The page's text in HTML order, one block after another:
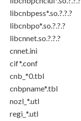
libcnbpess*.so.?.?.?
libcnbpo*.so.?.?.?
libcnnet.so.?.?.?
cnnet.ini
cif*.conf
cnb_*0.tbl
cnbpname*.tbl
nozl_*.utl
regi_*.utl